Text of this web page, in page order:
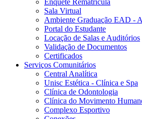
Sala Virtual
Ambiente Graduação EAD -
Portal do Estudante
Locação de Salas e Auditórios
Validação de Documentos
Certificados
Serviços Comunitários
Central Analítica
Unisc Estética - Clínica e Spa
Clínica de Odontologia
Clínica do Movimento
Complexo Esportivo